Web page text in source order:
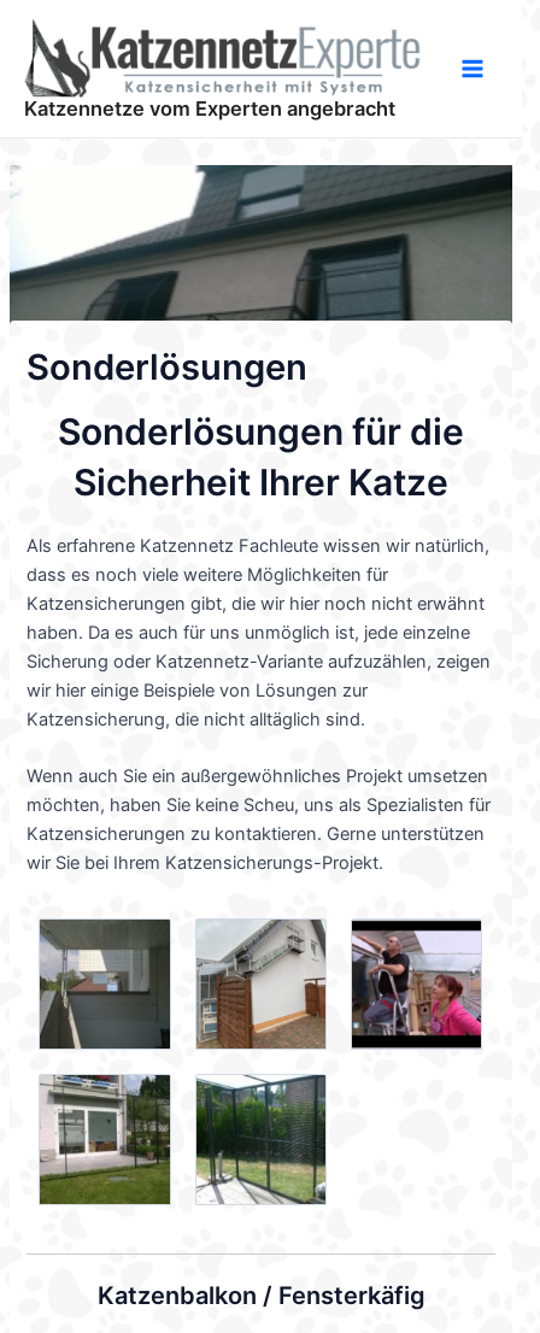
Inhalt
springen
Katzennetze vom Experten angebracht
Sonderlösungen
Sonderlösungen für die
Sicherheit Ihrer Katze
Als erfahrene Katzennetz Fachleute wissen wir natürlich,
dass es noch viele weitere Möglichkeiten für
Katzensicherungen gibt, die wir hier noch nicht erwähnt
haben. Da es auch für uns unmöglich ist, jede einzelne
Sicherung oder Katzennetz-Variante aufzuzählen, zeigen
wir hier einige Beispiele von Lösungen zur
Katzensicherung,die nicht alltäglich sind.
Wenn auch Sie ein außergewöhnliches Projekt umsetzen
möchten, haben Sie keine Scheu, uns als Spezialisten für
Katzensicherungen zu kontaktieren. Gerne unterstützen
wir Sie bei Ihrem Katzensicherungs-Projekt.
Katzenbalkon / Fensterkäfig